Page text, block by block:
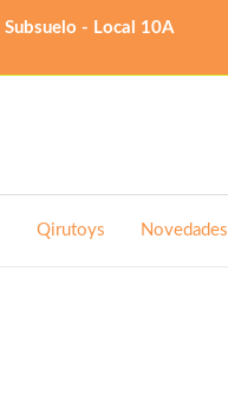
Subsuelo - Local 10A
Qirutoys Novedades